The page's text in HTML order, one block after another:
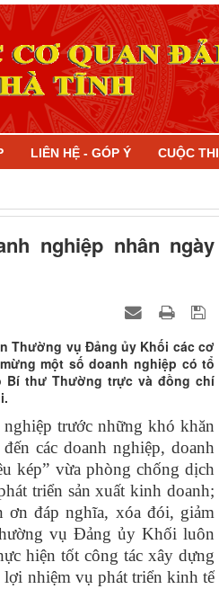
LIÊN HỆ - GÓP Ý CUỘC THI
nghiệp nhân ngày
Thường vụ Đảng ủy Khối các cơ
một số doanh nghiệp có tổ
Bí thư Thường trực và đồng chí
trước những khó khăn
các doanh nghiệp, doanh
kép” vừa phòng chống dịch
triển sản xuất kinh doanh;
ơn đáp nghĩa, xóa đói, giảm
vụ Đảng ủy Khối luôn
hiện tốt công tác xây dựng
nhiệm vụ phát triển kinh tế